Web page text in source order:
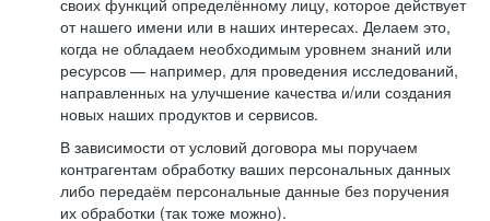
своих функций определённому лицу, которое действует
от нашего имени или в наших интересах. Делаем это,
когда не обладаем необходимым уровнем знаний или
ресурсов — например, для проведения исследований,
направленных на улучшение качества и/или создания
новых наших продуктов и сервисов.
В зависимости от условий договора мы поручаем
контрагентам обработку ваших персональных данных
либо передаём персональные данные без поручения
их обработки (так тоже можно).